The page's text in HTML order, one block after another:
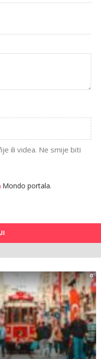
ili videa. Ne smije biti
Mondo portala.
0